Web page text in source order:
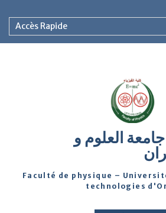
Accès Rapide
جامعة العلوم و
Faculté de physique –
technologies